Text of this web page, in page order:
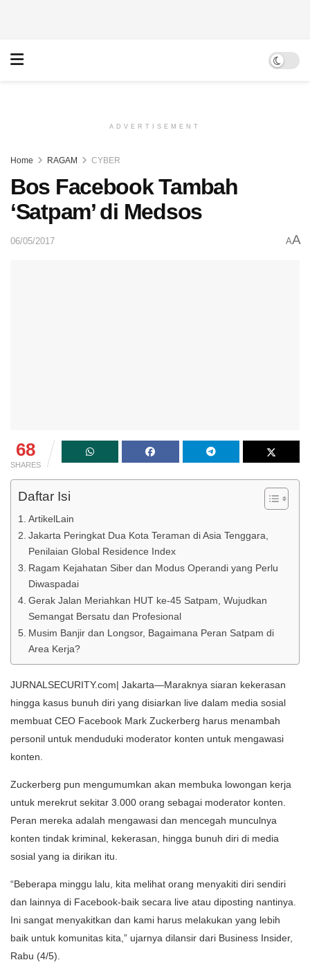
ADVERTISEMENT
Home RAGAM CYBER
Bos Facebook Tambah
‘Satpam’ di Medsos
06/05/2017 AA
68
SHARES
Daftar Isi
ArtikelLain
Jakarta Peringkat Dua Kota Teraman di Asia Tenggara,
Penilaian Global Residence Index
Ragam Kejahatan Siber dan Modus Operandi yang Perlu
Diwaspadai
Gerak Jalan Meriahkan HUT ke-45 Satpam, Wujudkan
Semangat Bersatu dan Profesional
Musim Banjir dan Longsor, Bagaimana Peran Satpam di
Area Kerja?
JURNALSECURITY.com| Jakarta—Maraknya siaran kekerasan
hingga kasus bunuh diri yang disiarkan live dalam media sosial
membuat CEO Facebook Mark Zuckerberg harus menambah
personil untuk menduduki moderator konten untuk mengawasi
konten.
Zuckerberg pun mengumumkan akan membuka lowongan kerja
untuk merekrut sekitar 3.000 orang sebagai moderator konten.
Peran mereka adalah mengawasi dan mencegah munculnya
konten tindak kriminal, kekerasan, hingga bunuh diri di media
sosial yang ia dirikan itu.
“Beberapa minggu lalu, kita melihat orang menyakiti diri sendiri
dan lainnya di Facebook-baik secara live atau diposting nantinya.
Ini sangat menyakitkan dan kami harus melakukan yang lebih
baik untuk komunitas kita,” ujarnya dilansir dari Business Insider,
Rabu (4/5).